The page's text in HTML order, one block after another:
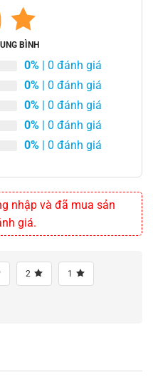
BÌNH
0% | 0 đánh giá
0% | 0 đánh giá
0% | 0 đánh giá
0% | 0 đánh giá
0% | 0 đánh giá
nhập và đã mua sản
giá.
2 1